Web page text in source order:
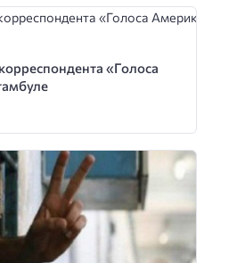
«Голоса